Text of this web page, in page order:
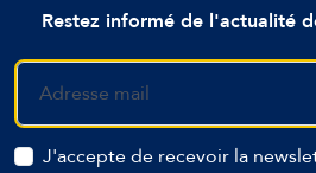
Restez informé de l'actualité
J'accepte de recevoir la